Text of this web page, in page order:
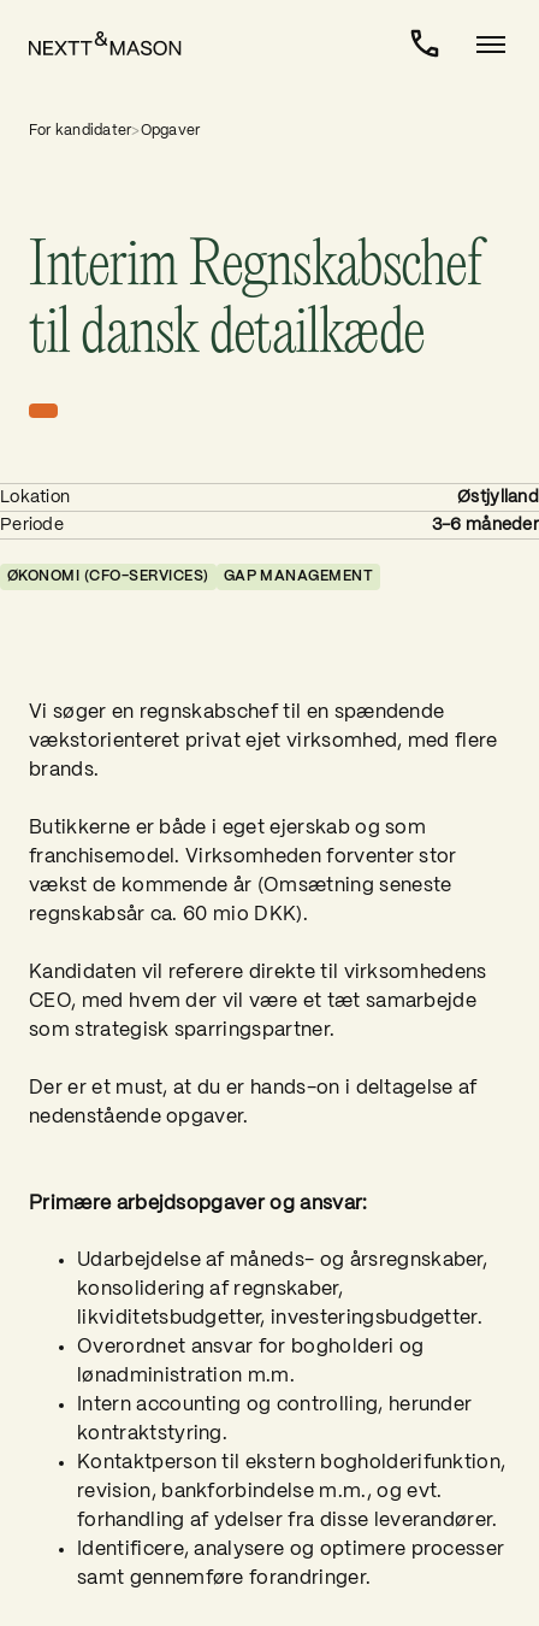
For kandidater>Opgaver
Interim Regnskabschef
til dansk detailkæde
Vi søger en regnskabschef til en spændende
vækstorienteret privat ejet virksomhed, med flere
brands.
Butikkerne er både i eget ejerskab og som
franchisemodel. Virksomheden forventer stor
vækst de kommende år (Omsætning seneste
regnskabsår ca. 60 mio DKK).
Kandidaten vil referere direkte til virksomhedens
CEO, med hvem der vil være et tæt samarbejde
som strategisk sparringspartner.
Der er et must, at du er hands-on i deltagelse af
nedenstående opgaver.
Primære arbejdsopgaver og ansvar:
Udarbejdelse af måneds- og årsregnskaber,
konsolidering af regnskaber,
likviditetsbudgetter, investeringsbudgetter.
Overordnet ansvar for bogholderi og
lønadministration m.m.
Intern accounting og controlling, herunder
kontraktstyring.
Kontaktperson til ekstern bogholderifunktion,
revision, bankforbindelse m.m., og evt.
forhandling af ydelser fra disse leverandører.
Identificere, analysere og optimere processer
samt gennemføre forandringer.
Lokation
Østjylland
Periode
3-6 måneder
ØKONOMI (CFO-SERVICES) GAP MANAGEMENT